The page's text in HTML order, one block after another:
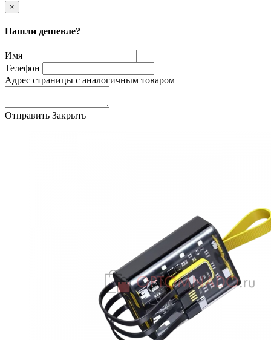
×
Нашли дешевле?
Имя
Телефон
Адрес страницы с аналогичным товаром
Отправить Закрыть